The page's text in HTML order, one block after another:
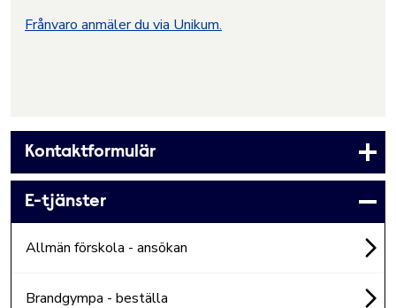
Frånvaro anmäler du via Unikum.
Kontaktformulär
E-tjänster
Allmän förskola - ansökan
Brandgympa - beställa